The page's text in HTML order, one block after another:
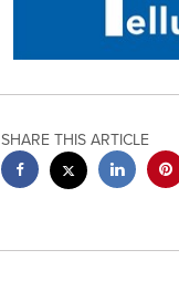
SHARE THIS ARTICLE